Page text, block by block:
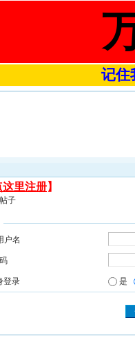
记住
这里注册】
子
户名
登录 是